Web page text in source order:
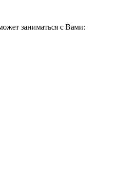
заниматься с Вами: